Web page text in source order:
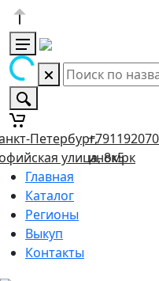
Петербург,
улица, 8к5
иномрк
Главная
Каталог
Регионы
Выкуп
Контакты